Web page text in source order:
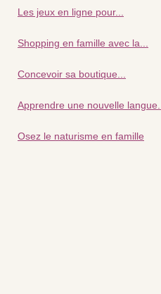
Les jeux en ligne pour...
Shopping en famille avec la...
Concevoir sa boutique...
Apprendre une nouvelle langue...
Osez le naturisme en famille